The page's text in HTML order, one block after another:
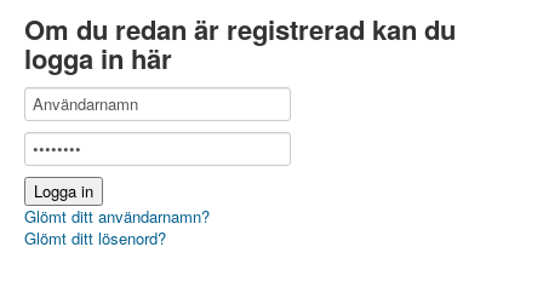
Om du redan är registrerad kan du
logga in här
Glömt ditt användarnamn?
Glömt ditt lösenord?